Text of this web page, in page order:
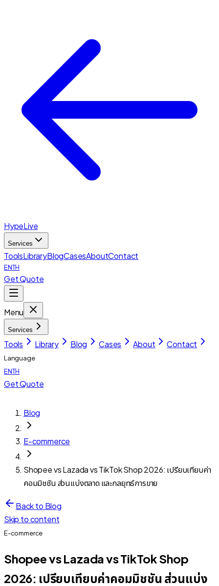
HypeLive
Services
ToolsLibraryBlogCasesAboutContact
ENTH
Get Quote
Menu
Services
Tools Library Blog Cases About Contact
Language
ENTH
Get Quote
Blog
E-commerce
Shopee vs Lazada vs TikTok Shop 2026: เปรียบเทียบค่า
คอมมิชชัน ส่วนแบ่งตลาด และกลยุทธ์การขาย
Back to Blog
Skip to content
E-commerce
Shopee vs Lazada vs TikTok Shop
2026: เปรียบเทียบค่าคอมมิชชัน ส่วนแบ่ง